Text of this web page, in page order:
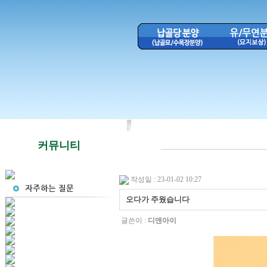
커뮤니티
작성일 : 23-01-02 10:27
오다가 주웠습니다
글쓴이 : 디앤아이